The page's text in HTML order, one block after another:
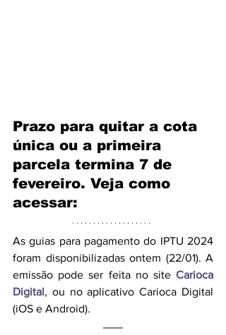
Prazo para quitar a cota
única ou a primeira
parcela termina 7 de
fevereiro. Veja como
acessar:
As guias para pagamento do IPTU 2024
foram disponibilizadas ontem (22/01). A
emissão pode ser feita no site Carioca
Digital, ou no aplicativo Carioca Digital
(iOS e Android).